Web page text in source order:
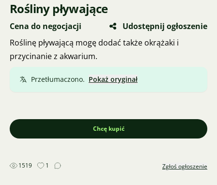
Rośliny pływające
Cena do negocjacji
Udostępnij ogłoszenie
Roślinę pływającą mogę dodać także okrążaki i
przycinanie z akwarium.
Przetłumaczono. Pokaż oryginał
Chcę kupić
1519 1 Zgłoś ogłoszenie